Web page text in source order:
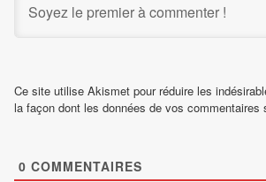
Ce site utilise Akismet pour réduire les
la façon dont les données de vos commentaires
0 COMMENTAIRES